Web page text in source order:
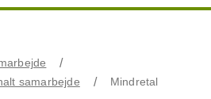
samarbejde
Mindretal